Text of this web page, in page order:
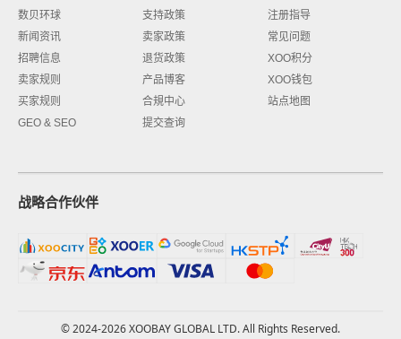
数贝环球
新闻资讯
招聘信息
卖家规则
买家规则
GEO & SEO
支持政策
卖家政策
退货政策
产品博客
合規中心
提交查询
注册指导
常见问题
XOO积分
XOO钱包
站点地图
战略合作伙伴
© 2024-2026 XOOBAY GLOBAL LTD. All Rights Reserved.